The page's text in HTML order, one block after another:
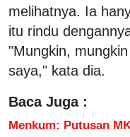
melihatnya. Ia
itu rindu
"Mungkin,
saya," kata dia.
Baca Juga :
Menkum: Putusan